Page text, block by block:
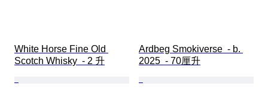
White Horse Fine Old
Scotch Whisky  - 2 升
Ardbeg Smokiverse  - b.
2025  - 70厘升